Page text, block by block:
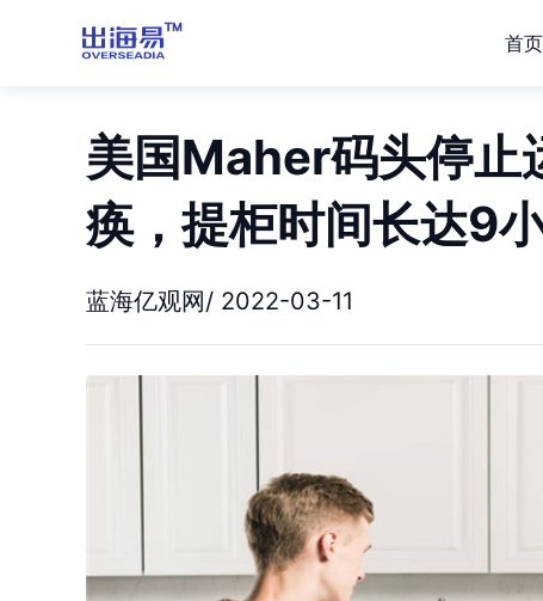
首页
美国Maher码头停止
痪，提柜时间长达9
蓝海亿观网/ 2022-03-11